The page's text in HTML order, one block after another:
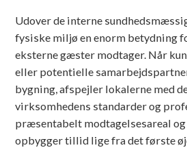
Udover de interne
fysiske miljø en enorm betydning
eksterne gæster modtager. Når
eller potentielle
bygning, afspejler lokalerne med
virksomhedens standarder og
præsentabelt modtagelsesareal
opbygger tillid lige fra det første